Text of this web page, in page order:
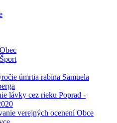
úmrtia rabína Samuela
lávky cez rieku Poprad -
verejných ocenení Obce